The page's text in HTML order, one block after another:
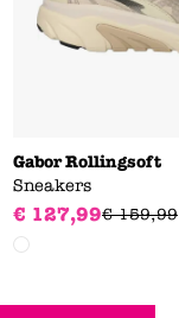
Gabor Rollingsoft
Sneakers
€ 127,99€ 159,99